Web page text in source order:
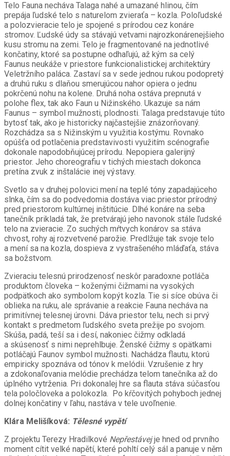
Telo Fauna necháva Talaga nahé a umazané hlinou, čím
prepája ľudské telo s naturelom zvieraťa – kozla. Poloľudské
a polozvieracie telo je spojené s prírodou cez konáre
stromov. Ľudské údy sa stávajú vetvami najrozkonárenejšieho
kusu stromu na zemi. Telo je fragmentované na jednotlivé
končatiny, ktoré sa postupne odhaľujú, až kým sa celý
Faunus neukáže v priestore funkcionalistickej architektúry
Veletržního paláca. Zastaví sa v sede jednou rukou podopretý
a druhú ruku s dlaňou smerujúcou nahor opiera o jednu
pokrčenú nohu na kolene. Druhá noha ostáva prepnutá v
polohe flex, tak ako Faun u Nižinského. Ukazuje sa nám
Faunus – symbol mužnosti, plodnosti. Talaga predstavuje túto
bytosť tak, ako je historicky najčastejšie znázorňovaný.
Rozchádza sa s Nižinským u využitia kostýmu. Rovnako
opúšťa od potlačenia predstavivosti využitím scénografie
dokonale napodobňujúcej prírodu. Nepopiera galerijný
priestor. Jeho choreografiu v tichých miestach dokonca
pretína zvuk z inštalácie inej výstavy.
Svetlo sa v druhej polovici mení na teplé tóny zapadajúceho
slnka, čím sa do podvedomia dostáva viac priestor prírodný
pred priestorom kultúrnej inštitúcie. Dlhé konáre na seba
tanečník prikladá tak, že pretvárajú jeho navonok stále ľudské
telo na zvieracie. Zo suchých mŕtvych konárov sa stáva
chvost, rohy aj rozvetvené parožie. Predlžuje tak svoje telo
a mení sa na kozla, dospieva z vystrašeného mláďaťa, stáva
sa božstvom.
Zvieraciu telesnú prirodzenosť neskôr paradoxne potláča
produktom človeka – koženými čižmami na vysokých
podpätkoch ako symbolom kopýt kozla. Tie si síce obúva či
oblieka na ruku, ale správanie a reakcie Fauna necháva na
primitívnej telesnej úrovni. Dáva priestor telu, nech si prvý
kontakt s predmetom ľudského sveta prežije po svojom.
Skúša, padá, teší sa i desí, nakoniec čižmy odkladá
a skúsenosť s nimi neprehlbuje. Ženské čižmy s opätkami
potláčajú Faunov symbol mužnosti. Nachádza flautu, ktorú
empiricky spoznáva od tónov k melódii. Vzrušenie z hry
a zdokonaľovania melódie prechádza telom tanečníka až do
úplného vytrženia. Pri dokonalej hre sa flauta stáva súčasťou
tela poločloveka a polokozla. Po kŕčovitých pohyboch jednej
dolnej končatiny v ľahu, nastáva v tele uvoľnenie.
Klára Melišíková: Tělesné vypětí
Z projektu Terezy Hradilkové Nepřestávejje hned od prvního
moment cítit velké napětí, které pohltí celý sál a panuje v něm